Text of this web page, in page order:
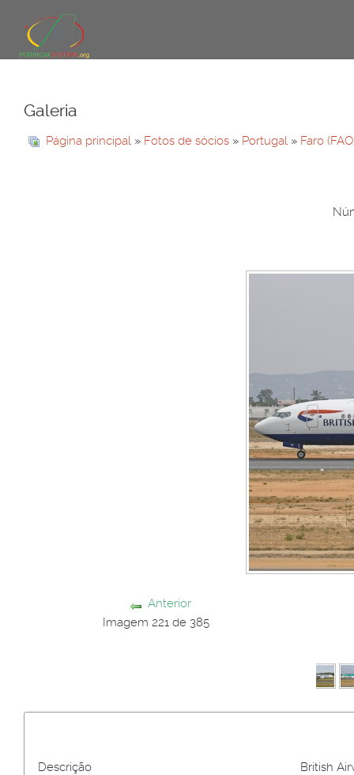
Galeria
Página principal » Fotos de sócios » Portugal » Faro
Anterior
Imagem 221 de 385
Descrição British